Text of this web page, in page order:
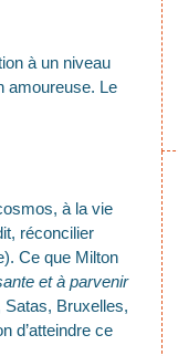
à un niveau
amoureuse. Le
à la vie
réconcilier
Ce que Milton
et à parvenir
Satas, Bruxelles,
d’atteindre ce